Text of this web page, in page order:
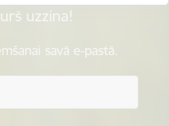
uzzina!
savā e-pastā.